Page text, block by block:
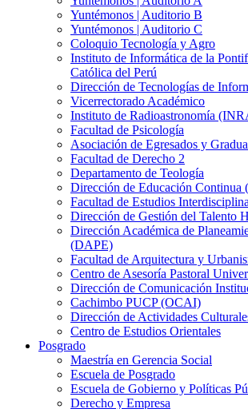
Yuntémonos | Auditorio B
Yuntémonos | Auditorio C
Coloquio Tecnología y Agro
Instituto de Informática de la
Católica del Perú
Dirección de Tecnologías de
Vicerrectorado Académico
Instituto de Radioastronomía
Facultad de Psicología
Asociación de Egresados y
Facultad de Derecho 2
Departamento de Teología
Dirección de Educación Continua
Facultad de Estudios
Dirección de Gestión del Talento
Dirección Académica de
(DAPE)
Facultad de Arquitectura y
Centro de Asesoría Pastoral
Dirección de Comunicación
Cachimbo PUCP (OCAI)
Dirección de Actividades
Centro de Estudios Orientales
Posgrado
Maestría en Gerencia Social
Escuela de Posgrado
Escuela de Gobierno y Políticas
Derecho y Empresa